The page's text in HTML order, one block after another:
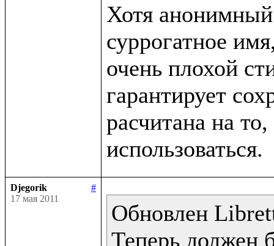
Хотя анонимный
суррогатное
очень плохой
гарантирует
расчитана на
Djegorik
#
17 мая 2011
Обновлен
Теперь должен